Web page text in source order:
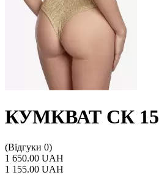
КУМКВАТ СК 15
(Відгуки 0)
1 650.00 UAH
1 155.00 UAH